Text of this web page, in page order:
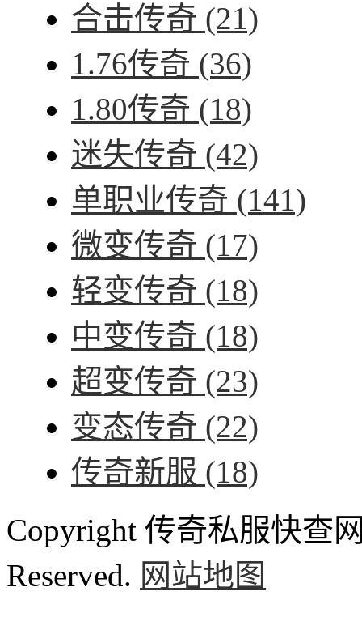
合击传奇 (21)
1.76传奇 (36)
1.80传奇 (18)
迷失传奇 (42)
单职业传奇 (141)
微变传奇 (17)
轻变传奇 (18)
中变传奇 (18)
超变传奇 (23)
变态传奇 (22)
传奇新服 (18)
Copyright 传奇私服快查
Reserved. 网站地图